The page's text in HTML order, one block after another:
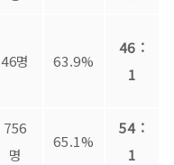
46명 63.9%
46 :
1
756
명
65.1%
54 :
1